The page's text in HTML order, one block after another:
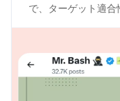
で、ターゲット適合